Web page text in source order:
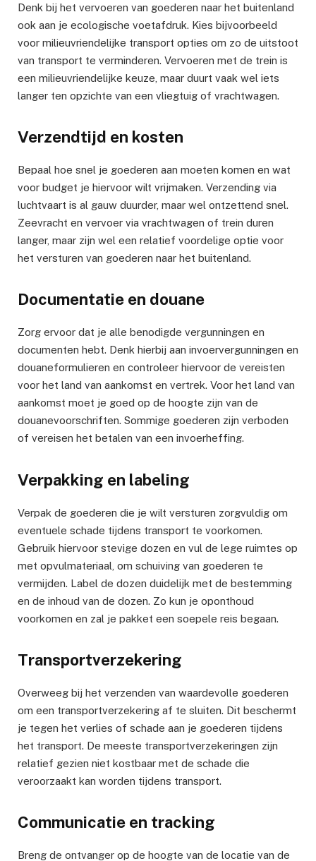
Denk bij het vervoeren van goederen naar het buitenland
ook aan je ecologische voetafdruk. Kies bijvoorbeeld
voor milieuvriendelijke transport opties om zo de uitstoot
van transport te verminderen. Vervoeren met de trein is
een milieuvriendelijke keuze, maar duurt vaak wel iets
langer ten opzichte van een vliegtuig of vrachtwagen.
Verzendtijd en kosten
Bepaal hoe snel je goederen aan moeten komen en wat
voor budget je hiervoor wilt vrijmaken. Verzending via
luchtvaart is al gauw duurder, maar wel ontzettend snel.
Zeevracht en vervoer via vrachtwagen of trein duren
langer, maar zijn wel een relatief voordelige optie voor
het versturen van goederen naar het buitenland.
Documentatie en douane
Zorg ervoor dat je alle benodigde vergunningen en
documenten hebt. Denk hierbij aan invoervergunningen en
douaneformulieren en controleer hiervoor de vereisten
voor het land van aankomst en vertrek. Voor het land van
aankomst moet je goed op de hoogte zijn van de
douanevoorschriften. Sommige goederen zijn verboden
of vereisen het betalen van een invoerheffing.
Verpakking en labeling
Verpak de goederen die je wilt versturen zorgvuldig om
eventuele schade tijdens transport te voorkomen.
Gebruik hiervoor stevige dozen en vul de lege ruimtes op
met opvulmateriaal, om schuiving van goederen te
vermijden. Label de dozen duidelijk met de bestemming
en de inhoud van de dozen. Zo kun je oponthoud
voorkomen en zal je pakket een soepele reis begaan.
Transportverzekering
Overweeg bij het verzenden van waardevolle goederen
om een transportverzekering af te sluiten. Dit beschermt
je tegen het verlies of schade aan je goederen tijdens
het transport. De meeste transportverzekeringen zijn
relatief gezien niet kostbaar met de schade die
veroorzaakt kan worden tijdens transport.
Communicatie en tracking
Breng de ontvanger op de hoogte van de locatie van de